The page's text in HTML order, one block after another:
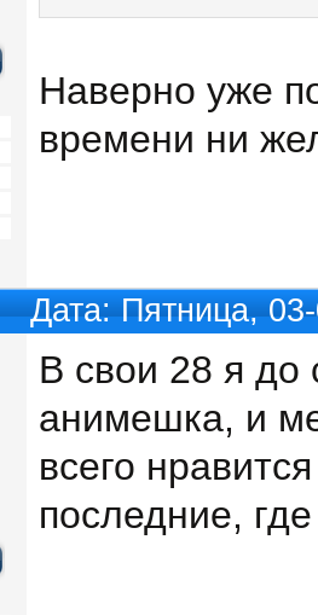
Наверно уже
времени ни
Дата: Пятница,
В свои 28 я до
анимешка, и
всего
последние,